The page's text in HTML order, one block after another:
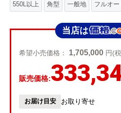
550L以上 角型 一般地 フルオー
当店は
希望小売価格： 1,705,000 円(
販売価格:
お届け目安 お取り寄せ